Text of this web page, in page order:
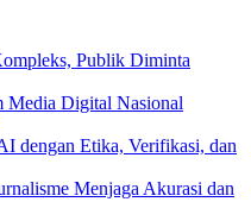
Publik Diminta
Media Digital Nasional
dengan Etika, Verifikasi, dan
Menjaga Akurasi dan